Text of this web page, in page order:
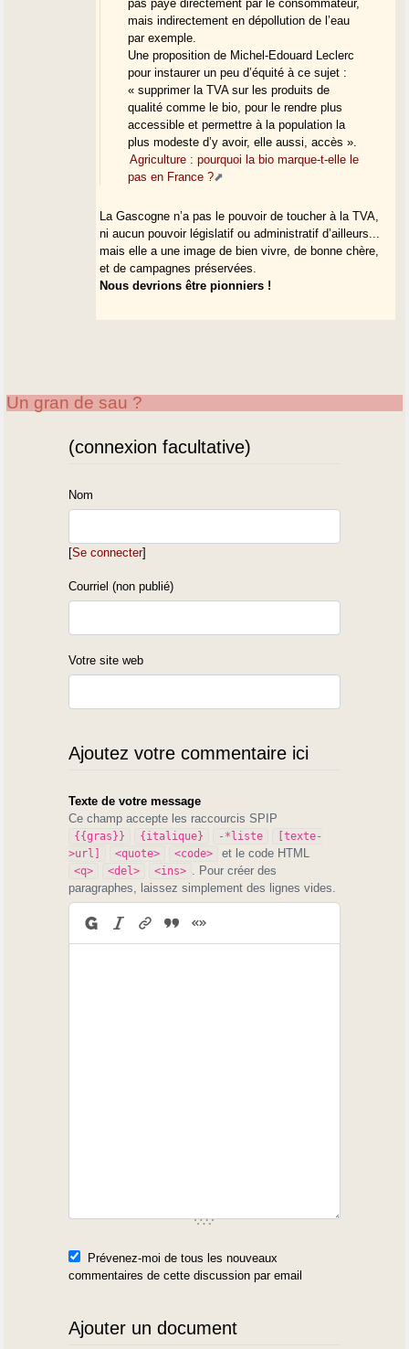
pas payé directement par le consommateur,
mais indirectement en dépollution de l’eau
par exemple.
Une proposition de Michel-Edouard Leclerc
pour instaurer un peu d’équité à ce sujet :
« supprimer la TVA sur les produits de
qualité comme le bio, pour le rendre plus
accessible et permettre à la population la
plus modeste d’y avoir, elle aussi, accès ».
Agriculture : pourquoi la bio marque-t-elle le
pas en France ?
La Gascogne n’a pas le pouvoir de toucher à la TVA,
ni aucun pouvoir législatif ou administratif d’ailleurs...
mais elle a une image de bien vivre, de bonne chère,
et de campagnes préservées.
Nous devrions être pionniers !
Un gran de sau ?
(connexion facultative)
Nom
[Se connecter]
Courriel (non publié)
Votre site web
Ajoutez votre commentaire ici
Texte de votre message
Ce champ accepte les raccourcis SPIP
{{gras}} {italique} -*liste
[texte-
>url]
<quote> <code> et le code HTML
<q> <del> <ins>
. Pour créer des
paragraphes, laissez simplement des lignes vides.
Prévenez-moi de tous les nouveaux
commentaires de cette discussion par email
Ajouter un document